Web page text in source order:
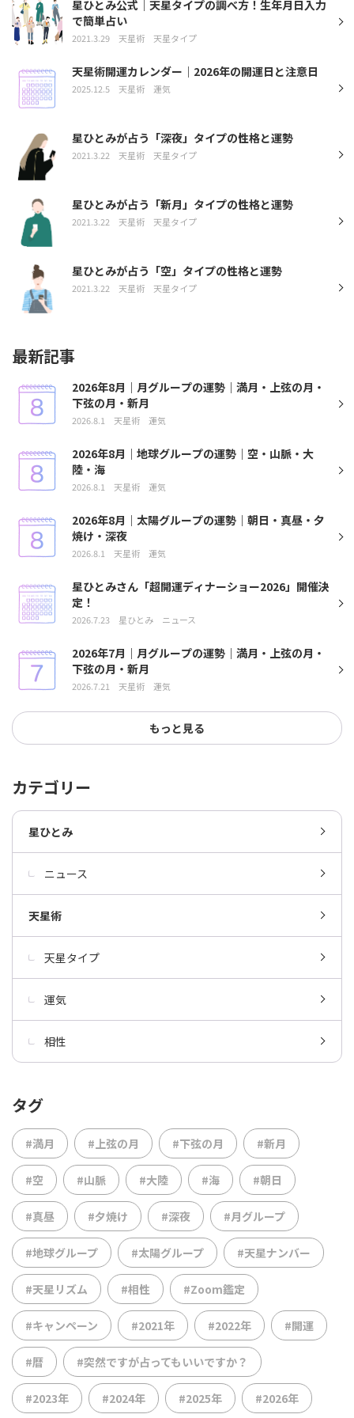
星ひとみ公式｜天星タイプの調べ方！生年月日入力
で簡単占い
2021.3.29 天星術 天星タイプ
天星術開運カレンダー｜2026年の開運日と注意日
2025.12.5 天星術 運気
星ひとみが占う「深夜」タイプの性格と運勢
2021.3.22 天星術 天星タイプ
星ひとみが占う「新月」タイプの性格と運勢
2021.3.22 天星術 天星タイプ
星ひとみが占う「空」タイプの性格と運勢
2021.3.22 天星術 天星タイプ
最新記事
2026年8月｜月グループの運勢｜満月・上弦の月・
下弦の月・新月
2026.8.1 天星術 運気
2026年8月｜地球グループの運勢｜空・山脈・大
陸・海
2026.8.1 天星術 運気
2026年8月｜太陽グループの運勢｜朝日・真昼・夕
焼け・深夜
2026.8.1 天星術 運気
星ひとみさん「超開運ディナーショー2026」開催決
定！
2026.7.23 星ひとみ ニュース
2026年7月｜月グループの運勢｜満月・上弦の月・
下弦の月・新月
2026.7.21 天星術 運気
もっと見る
カテゴリー
星ひとみ
ニュース
天星術
天星タイプ
運気
相性
タグ
#満月 #上弦の月 #下弦の月 #新月
#空 #山脈 #大陸 #海 #朝日
#真昼 #夕焼け #深夜 #月グループ
#地球グループ #太陽グループ #天星ナンバー
#天星リズム #相性 #Zoom鑑定
#キャンペーン #2021年 #2022年 #開運
#暦 #突然ですが占ってもいいですか？
#2023年 #2024年 #2025年 #2026年